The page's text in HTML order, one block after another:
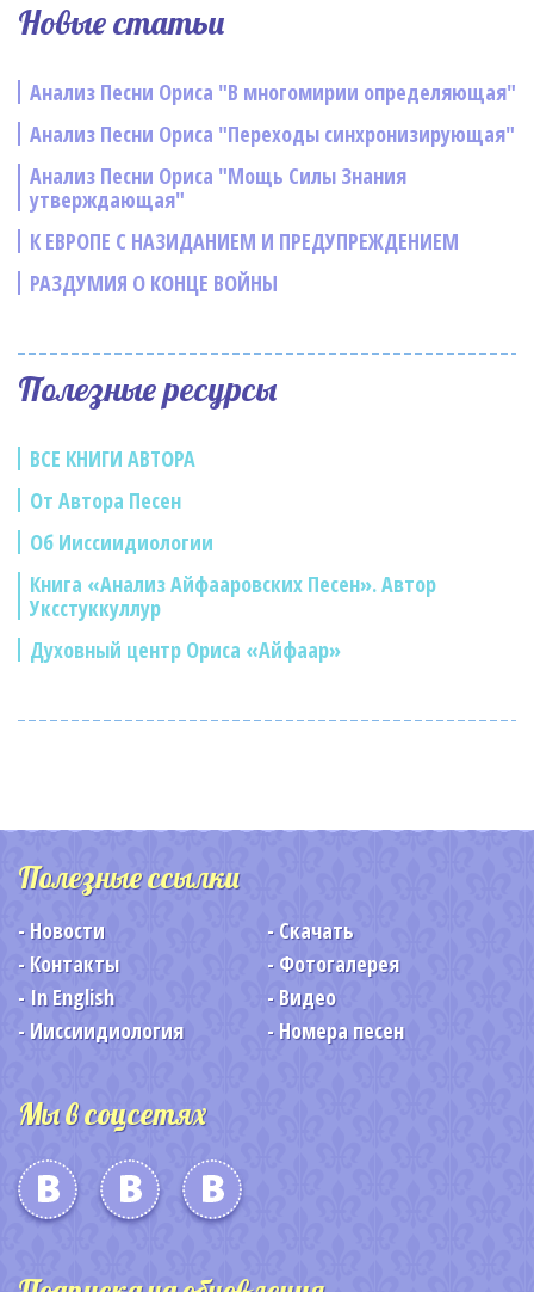
Новые статьи
Анализ Песни Ориса "В многомирии определяющая"
Анализ Песни Ориса "Переходы синхронизирующая"
Анализ Песни Ориса "Мощь Силы Знания
утверждающая"
К ЕВРОПЕ С НАЗИДАНИЕМ И ПРЕДУПРЕЖДЕНИЕМ
РАЗДУМИЯ О КОНЦЕ ВОЙНЫ
Полезные ресурсы
ВСЕ КНИГИ АВТОРА
От Автора Песен
Об Ииссиидиологии
Книга «Анализ Айфааровских Песен». Автор
Уксстуккуллур
Духовный центр Ориса «Айфаар»
Полезные ссылки
Новости
Скачать
Контакты
Фотогалерея
In English
Видео
Ииссиидиология
Номера песен
Мы в соцсетях